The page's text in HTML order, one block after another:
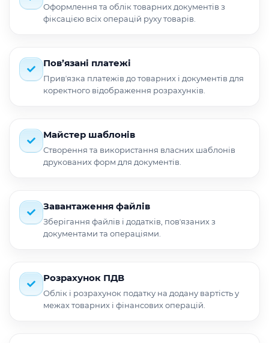
Оформлення та облік товарних документів з
фіксацією всіх операцій руху товарів.
Пов’язані платежі
Привʼязка платежів до товарних і документів для
коректного відображення розрахунків.
Майстер шаблонів
Створення та використання власних шаблонів
друкованих форм для документів.
Завантаження файлів
Зберігання файлів і додатків, повʼязаних з
документами та операціями.
Розрахунок ПДВ
Облік і розрахунок податку на додану вартість у
межах товарних і фінансових операцій.